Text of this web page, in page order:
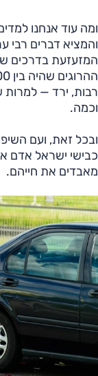
ומה עוד אנחנו
והמציא דברים רבי
המזעזעת בדרכים
רבות, ירד — למרות
וכמה.
ובכל זאת, ועם
מאבדים את חייהם.